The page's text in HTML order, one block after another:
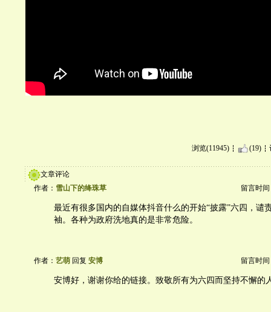
浏览(11945) (19)
文章评论
作者： 雪山下的绛珠草 留言时间
最近有很多国内的自媒体抖音什么的开始“披露”六四，谴
袖。各种为政府洗地真的是非常危险。
作者： 艺萌 回复 安博 留言时间
安博好，谢谢你给的链接。致敬所有为六四而坚持不懈的